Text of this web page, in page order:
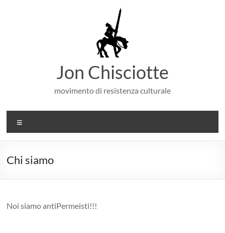
Jon Chisciotte
movimento di resistenza culturale
Chi siamo
Noi siamo antiPermeisti!!!